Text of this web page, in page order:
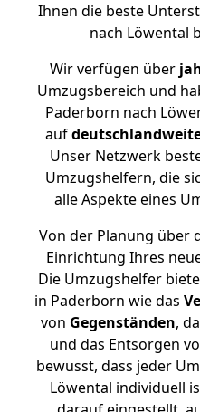
Ihnen die beste
nach Löwental
Wir verfügen über
Umzugsbereich und
Paderborn nach
auf
Unser Netzwerk
Umzugshelfern, die
alle Aspekte eines
Von der Planung über
Einrichtung Ihres
Die Umzugshelfer
in Paderborn wie das
von Gegenständen,
und das Entsorgen
bewusst, dass jeder
Löwental individuell